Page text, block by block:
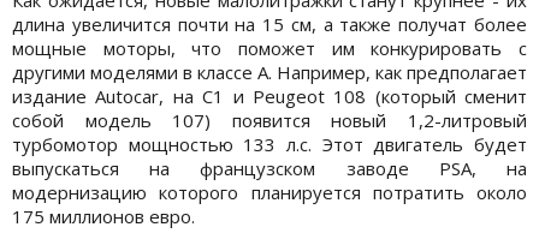
длина увеличится почти на 15 см, а также получат более
мощные моторы, что поможет им конкурировать с
другими моделями в классе А. Например, как предполагает
издание Autocar, на C1 и Peugeot 108 (который сменит
собой модель 107) появится новый 1,2-литровый
турбомотор мощностью 133 л.с. Этот двигатель будет
выпускаться на французском заводе PSA, на
модернизацию которого планируется потратить около
175 миллионов евро.